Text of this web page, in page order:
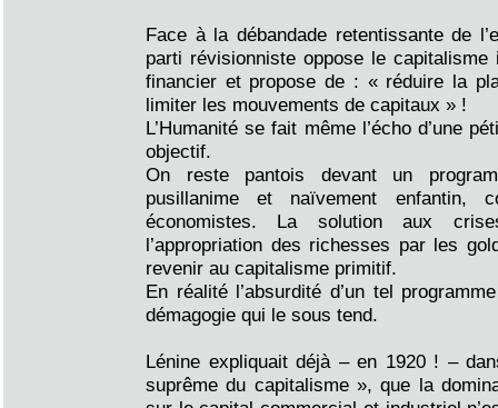
Face à la débandade retentissante de
parti révisionniste oppose le capitalisme
financier et propose de : « réduire la
limiter les mouvements de capitaux » !
L’Humanité se fait même l’écho d’une
objectif.
On reste pantois devant un
pusillanime et naïvement enfantin,
économistes. La solution aux
l’appropriation des richesses par les
revenir au capitalisme primitif.
En réalité l’absurdité d’un tel
démagogie qui le sous tend.
Lénine expliquait déjà – en 1920 ! –
suprême du capitalisme », que la